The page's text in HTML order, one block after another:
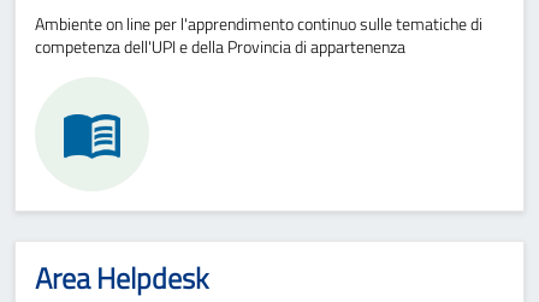
Ambiente on line per l'apprendimento continuo sulle tematiche di
competenza dell'UPI e della Provincia di appartenenza
Area Helpdesk